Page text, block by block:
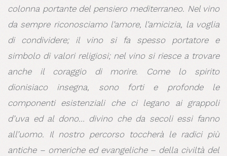
colonna portante del pensiero mediterraneo. Nel vino
da sempre riconosciamo l’amore, l’amicizia, la voglia
di condividere; il vino si fa spesso portatore e
simbolo di valori religiosi; nel vino si riesce a trovare
anche il coraggio di morire. Come lo spirito
dionisiaco insegna, sono forti e profonde le
componenti esistenziali che ci legano ai grappoli
d’uva ed al dono… divino che da secoli essi fanno
all’uomo. Il nostro percorso toccherà le radici più
antiche – omeriche ed evangeliche – della civiltà del